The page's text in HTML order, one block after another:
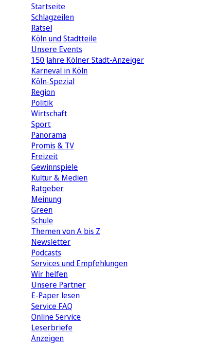
Startseite
Schlagzeilen
Rätsel
Köln und Stadtteile
Unsere Events
150 Jahre Kölner Stadt-Anzeiger
Karneval in Köln
Köln-Spezial
Region
Politik
Wirtschaft
Sport
Panorama
Promis & TV
Freizeit
Gewinnspiele
Kultur & Medien
Ratgeber
Meinung
Green
Schule
Themen von A bis Z
Newsletter
Podcasts
Services und Empfehlungen
Wir helfen
Unsere Partner
E-Paper lesen
Service FAQ
Online Service
Leserbriefe
Anzeigen